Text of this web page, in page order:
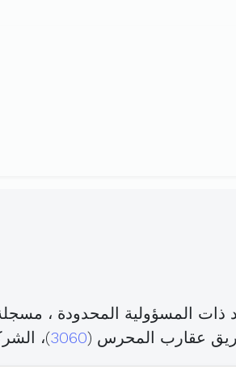
المسؤولية المحدودة ،
عقارب المحرس (3060)،